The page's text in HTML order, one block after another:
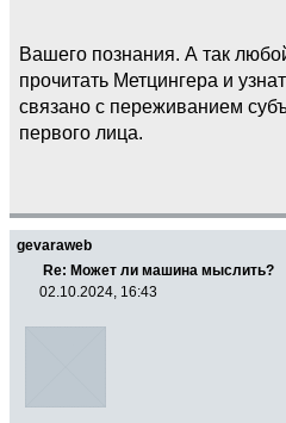
Вашего познания. А так
прочитать Метцингера и
связано с переживанием
первого лица.
gevaraweb
Re: Может ли машина мыслить?
02.10.2024, 16:43